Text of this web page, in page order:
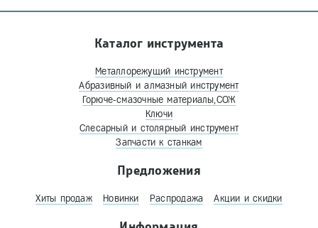
Каталог инструмента
Металлорежущий инструмент
Абразивный и алмазный инструмент
Горюче-смазочные материалы,СОЖ
Ключи
Слесарный и столярный инструмент
Запчасти к станкам
Предложения
Хиты продаж Новинки Распродажа Акции и скидки